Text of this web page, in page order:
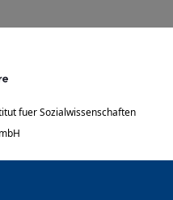
fuer Sozialwissenschaften